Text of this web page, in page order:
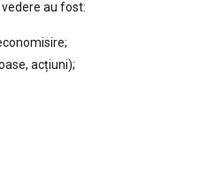
au fost:
acțiuni);